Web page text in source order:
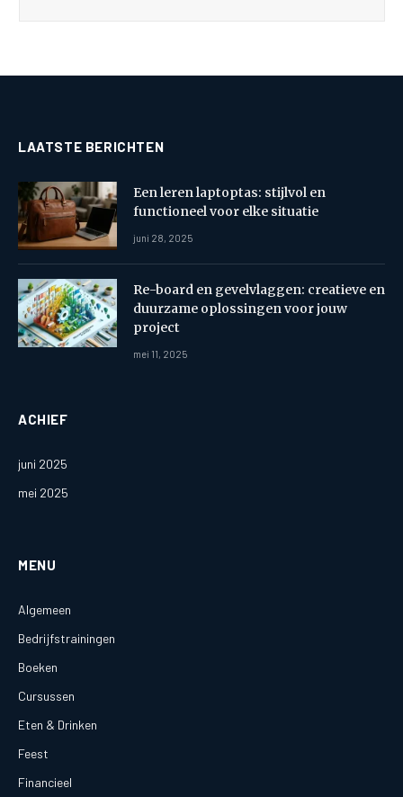
LAATSTE BERICHTEN
Een leren laptoptas: stijlvol en
functioneel voor elke situatie
juni 28, 2025
Re-board en gevelvlaggen: creatieve en
duurzame oplossingen voor jouw
project
mei 11, 2025
ACHIEF
juni 2025
mei 2025
MENU
Algemeen
Bedrijfstrainingen
Boeken
Cursussen
Eten & Drinken
Feest
Financieel